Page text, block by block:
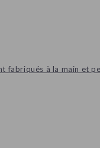
fabriqués à la main et